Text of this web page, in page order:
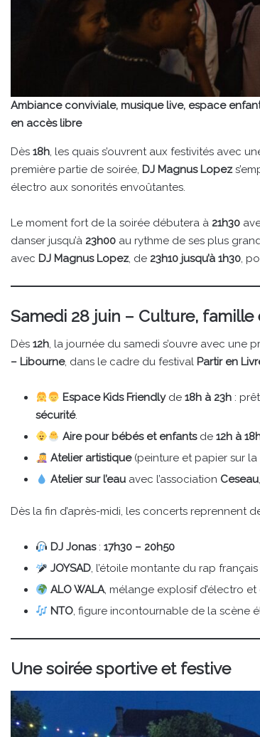
Ambiance conviviale, musique live, espace
en accès libre
Dès 18h, les quais s’ouvrent aux festivités avec
première partie de soirée, DJ Magnus Lopez
électro aux sonorités envoûtantes.
Le moment fort de la soirée débutera à 21h30
danser jusqu’à 23h00 au rythme de ses plus
avec DJ Magnus Lopez, de 23h10 jusqu’à 1h30,
Samedi 28 juin – Culture,
Dès 12h, la journée du samedi s’ouvre avec
– Libourne, dans le cadre du festival Partir en
Espace Kids Friendlyde18h à 23h :
sécurité.
Aire pour bébés et enfantsde12h à
Atelier artistique(peinture et papier sur
Atelier sur l’eau avec l’association Ceseau
Dès la fin d’après-midi, les concerts reprennent
DJ Jonas:17h30 – 20h50
JOYSAD, l’étoile montante du rap français
ALO WALA, mélange explosif d’électro
NTO, figure incontournable de la scène
Une soirée sportive et festive